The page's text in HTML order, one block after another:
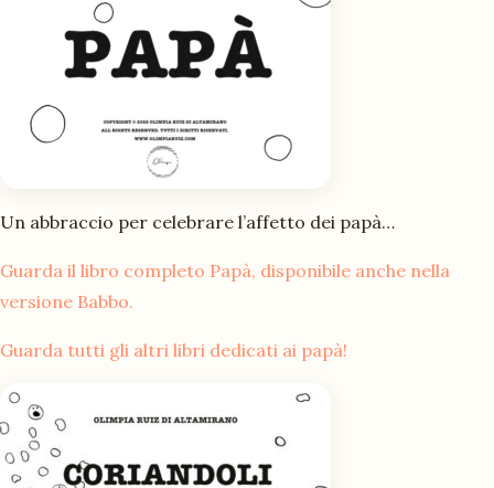
Un abbraccio per celebrare l’affetto dei papà…
Guarda il libro completo Papà, disponibile anche nella
versione Babbo.
Guarda tutti gli altri libri dedicati ai papà!